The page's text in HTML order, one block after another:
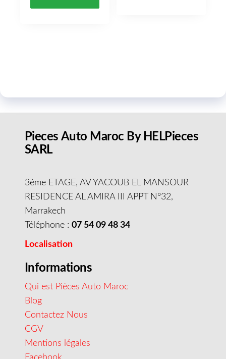
Pieces Auto Maroc By HELPieces
SARL
3éme ETAGE, AV YACOUB EL MANSOUR
RESIDENCE AL AMIRA III APPT N°32,
Marrakech
Téléphone : 07 54 09 48 34
Localisation
Informations
Qui est Pièces Auto Maroc
Blog
Contactez Nous
CGV
Mentions légales